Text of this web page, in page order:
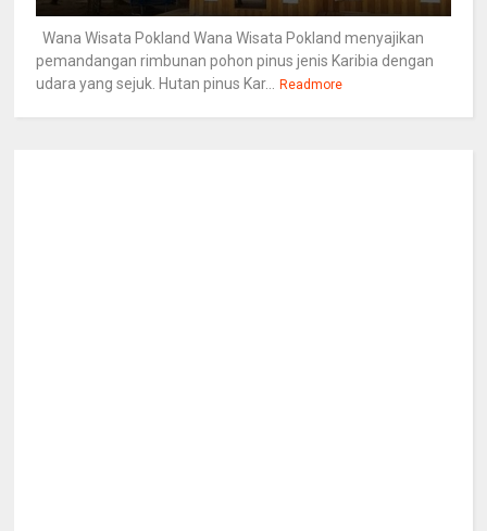
Wana Wisata Pokland Wana Wisata Pokland menyajikan
pemandangan rimbunan pohon pinus jenis Karibia dengan
udara yang sejuk. Hutan pinus Kar...
Readmore